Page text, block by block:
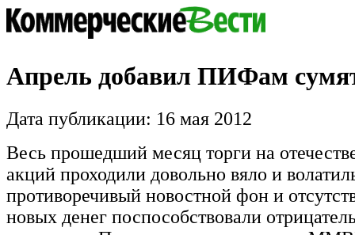
Апрель добавил ПИФам
Дата публикации: 16 мая 2012
Весь прошедший месяц торги на
акций проходили довольно вяло и
противоречивый новостной фон и
новых денег поспособствовали